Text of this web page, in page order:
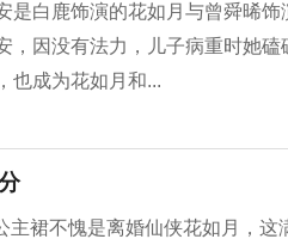
是白鹿饰演的花如月与曾舜晞
，因没有法力，儿子病重时她
也成为花如月和...
主裙不愧是离婚仙侠花如月，